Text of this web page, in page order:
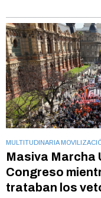
MULTITUDINARIA
Masiva Marcha
Congreso
trataban los